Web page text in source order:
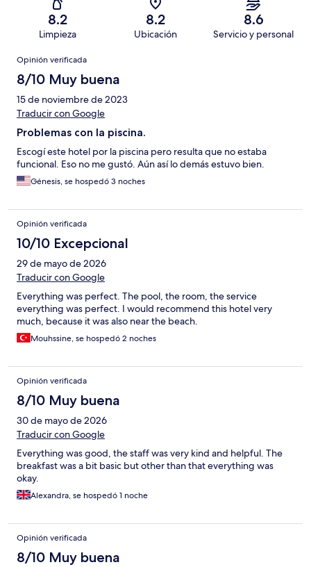
8.2
Limpieza
8.2
Ubicación
8.6
Servicio y personal
Opiniones
Opinión verificada
8/10 Muy buena
15 de noviembre de 2023
Traducir con Google
Problemas con la piscina.
Escogí este hotel por la piscina pero resulta que no estaba
funcional. Eso no me gustó. Aún así lo demás estuvo bien.
Génesis, se hospedó 3 noches
Opinión verificada
10/10 Excepcional
29 de mayo de 2026
Traducir con Google
Everything was perfect. The pool, the room, the service
everything was perfect. I would recommend this hotel very
much, because it was also near the beach.
Mouhssine, se hospedó 2 noches
Opinión verificada
8/10 Muy buena
30 de mayo de 2026
Traducir con Google
Everything was good, the staff was very kind and helpful. The
breakfast was a bit basic but other than that everything was
okay.
Alexandra, se hospedó 1 noche
Opinión verificada
8/10 Muy buena